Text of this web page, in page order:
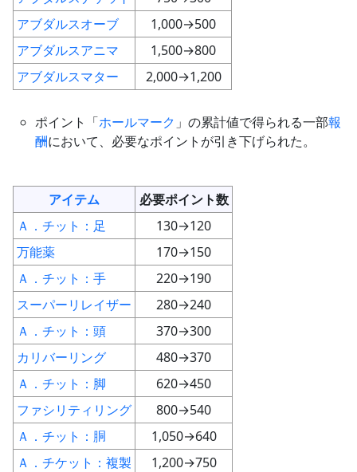
アブダルスオーブ
1,000→500
アブダルスアニマ
1,500→800
アブダルスマター
2,000→1,200
ポイント「ホールマーク 」の累計値で得られる一部報
酬において、必要なポイントが引き下げられた。
アイテム
必要ポイント数
Ａ．チット：足
130→120
万能薬
170→150
Ａ．チット：手
220→190
スーパーリレイザー
280→240
Ａ．チット：頭
370→300
カリバーリング
480→370
Ａ．チット：脚
620→450
ファシリティリング
800→540
Ａ．チット：胴
1,050→640
Ａ．チケット：複製
1,200→750